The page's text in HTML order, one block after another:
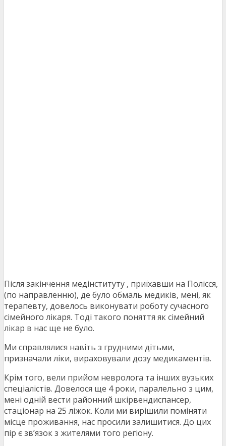
Після закінчення медінституту , приїхавши на Полісся,
(по направленню), де було обмаль медиків, мені, як
терапевту, довелось виконувати роботу сучасного
сімейного лікаря. Тоді такого поняття як сімейний
лікар в нас ще не було.
Ми справлялися навіть з грудними дітьми,
призначали ліки, вираховували дозу медикаментів.
Крім того, вели прийом невролога та інших вузьких
спеціалістів. Довелося ще 4 роки, паралельно з цим,
мені одній вести районний шкірвендиспансер,
стаціонар на 25 ліжок. Коли ми вирішили поміняти
місце проживання, нас просили залишитися. До цих
пір є зв’язок з жителями того регіону.